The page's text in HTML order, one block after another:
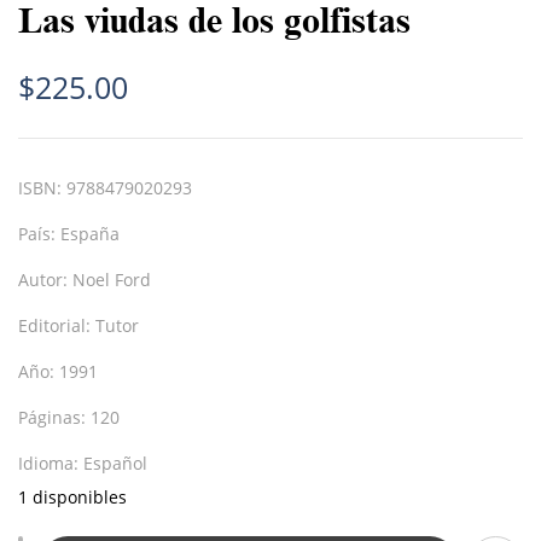
Las viudas de los golfistas
$225.00
ISBN: 9788479020293
País: España
Autor: Noel Ford
Editorial: Tutor
Año: 1991
Páginas: 120
Idioma: Español
1 disponibles